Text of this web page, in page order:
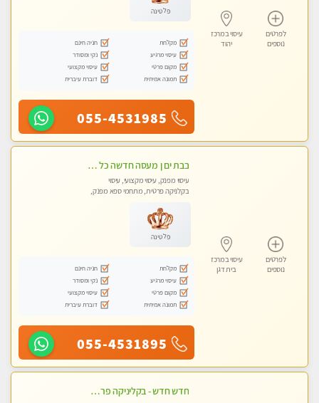
לפרטים
נוספים
עיסוי במרכז
יהוד
פלטינה
מקלחת
חניה חינם
עיסוי מרגיע
נקי ומסודר
מקום פרטי
עיסוי מקצועי
תמונה אמיתית
דוברת עיברית
055-4531985
לפרטים
נוספים
עיסוי במרכז
בית דגן
בבת ים ן מעסה חדשה כל סוגי העיסויים מעסה מקצועית ואיכותית פרטי!!!
עיסוי מפנק, עיסוי מקצועי, עיסוי
בקלניקה פרטית, מתחמי ספא מפנק,
פלטינה
מקלחת
חניה חינם
עיסוי מרגיע
נקי ומסודר
מקום פרטי
עיסוי מקצועי
תמונה אמיתית
דוברת עיברית
055-4531895
חדש חדש - בקליניקה פרטית בבת ים עיסוי לחידוש אנרגיות עיסוי מקצועי מומלץ מאוד ללא מין !!